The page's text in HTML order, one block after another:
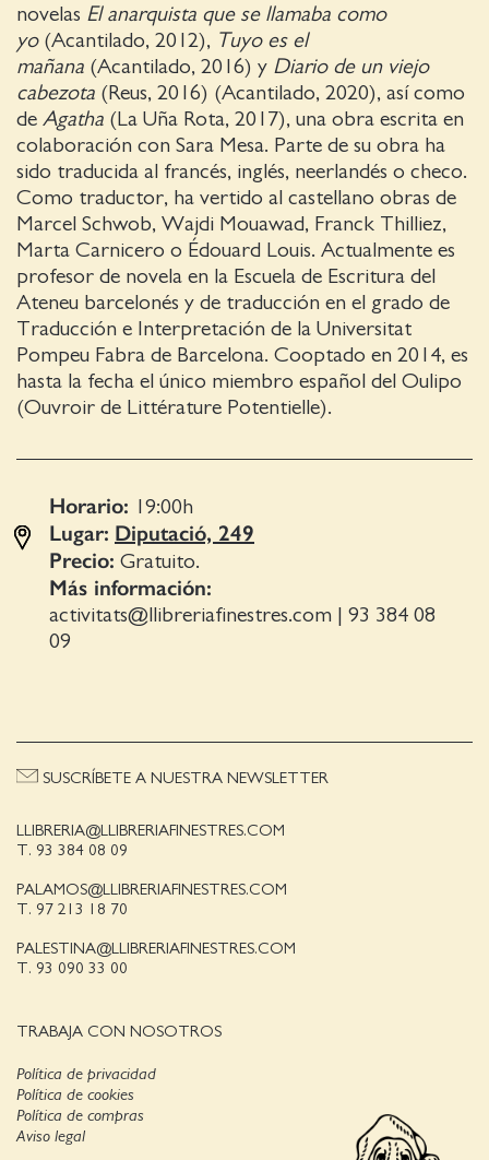
novelas El anarquista que se llamaba como
yo(Acantilado, 2012), Tuyo es el
mañana (Acantilado, 2016) y Diario de un viejo
cabezota (Reus, 2016) (Acantilado, 2020), así como
de Agatha (La Uña Rota, 2017), una obra escrita en
colaboración con Sara Mesa. Parte de su obra ha
sido traducida al francés, inglés, neerlandés o checo.
Como traductor, ha vertido al castellano obras de
Marcel Schwob, Wajdi Mouawad, Franck Thilliez,
Marta Carnicero o Édouard Louis. Actualmente es
profesor de novela en la Escuela de Escritura del
Ateneu barcelonés y de traducción en el grado de
Traducción e Interpretación de la Universitat
Pompeu Fabra de Barcelona. Cooptado en 2014, es
hasta la fecha el único miembro español del Oulipo
(Ouvroir de Littérature Potentielle).
Horario: 19:00h
Lugar: Diputació, 249
Precio: Gratuito.
Más información:
activitats@llibreriafinestres.com | 93 384 08
09
LLIBRERIA@LLIBRERIAFINESTRES.COM
T. 93 384 08 09
PALAMOS@LLIBRERIAFINESTRES.COM
T. 97 213 18 70
PALESTINA@LLIBRERIAFINESTRES.COM
T. 93 090 33 00
TRABAJA CON NOSOTROS
SUSCRÍBETE A NUESTRA NEWSLETTER
Política de privacidad
Política de cookies
Aviso legal
Política de compras